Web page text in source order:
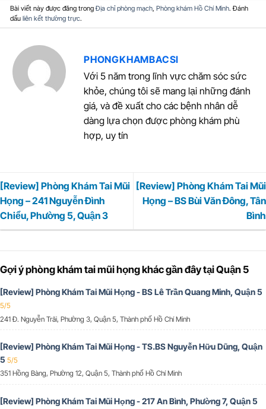
Bài viết này được đăng trongĐịa chỉ phòng mạch, Phòng khám Hồ Chí Minh. Đánh
dấu liên kết thường trực.
PHONGKHAMBACSI
Với 5 năm trong lĩnh vực chăm sóc sức
khỏe, chúng tôi sẽ mang lại những đánh
giá, và đề xuất cho các bệnh nhân dễ
dàng lựa chọn được phòng khám phù
hợp, uy tín
[Review] Phòng Khám Tai Mũi
Họng – 241 Nguyễn Đình
Chiểu, Phường 5, Quận 3
[Review] Phòng Khám Tai Mũi
Họng – BS Bùi Văn Đông, Tân
Bình
Gợi ý phòng khám tai mũi họng khác gần đây tại Quận 5
[Review] Phòng Khám Tai Mũi Họng - BS Lê Trần Quang Minh, Quận 5
5/5
241 Đ. Nguyễn Trãi, Phường 3, Quận 5, Thành phố Hồ Chí Minh
[Review] Phòng Khám Tai Mũi Họng - TS.BS Nguyễn Hữu Dũng, Quận
5 5/5
351 Hồng Bàng, Phường 12, Quận 5, Thành phố Hồ Chí Minh
[Review] Phòng Khám Tai Mũi Họng - 217 An Bình, Phường 7, Quận 5